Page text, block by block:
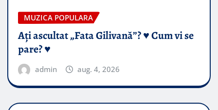
MUZICA POPULARA
Ați ascultat „Fata Gilivană”? ♥️ Cum vi se
pare? ♥️
admin aug. 4, 2026